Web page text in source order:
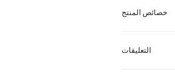
خصائص المنتج
التعليقات